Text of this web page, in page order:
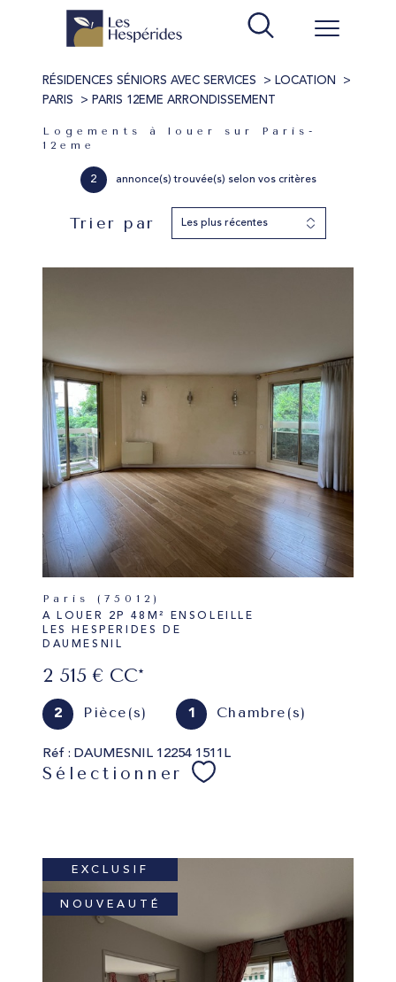
RÉSIDENCES SÉNIORS AVEC SERVICES
LOCATION
PARIS
PARIS 12EME ARRONDISSEMENT
Logements à louer sur Paris-
12eme
2 annonce(s) trouvée(s) selon vos critères
Trier par Les plus récentes
Paris (75012)
A LOUER 2P 48M² ENSOLEILLE
LES HESPERIDES DE
DAUMESNIL
2 515 € CC*
2 Pièce(s) 1 Chambre(s)
Réf : DAUMESNIL 12254 1511L
Sélectionner
EXCLUSIF
NOUVEAUTÉ